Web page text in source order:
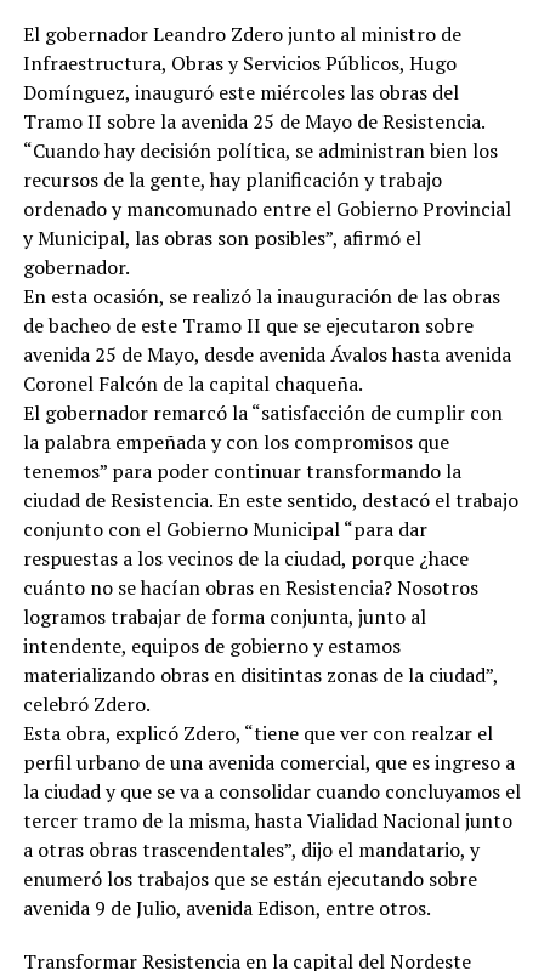
El gobernador Leandro Zdero junto al ministro de
Infraestructura, Obras y Servicios Públicos, Hugo
Domínguez, inauguró este miércoles las obras del
Tramo II sobre la avenida 25 de Mayo de Resistencia.
“Cuando hay decisión política, se administran bien los
recursos de la gente, hay planificación y trabajo
ordenado y mancomunado entre el Gobierno Provincial
y Municipal, las obras son posibles”, afirmó el
gobernador.
En esta ocasión, se realizó la inauguración de las obras
de bacheo de este Tramo II que se ejecutaron sobre
avenida 25 de Mayo, desde avenida Ávalos hasta avenida
Coronel Falcón de la capital chaqueña.
El gobernador remarcó la “satisfacción de cumplir con
la palabra empeñada y con los compromisos que
tenemos” para poder continuar transformando la
ciudad de Resistencia. En este sentido, destacó el trabajo
conjunto con el Gobierno Municipal “para dar
respuestas a los vecinos de la ciudad, porque ¿hace
cuánto no se hacían obras en Resistencia? Nosotros
logramos trabajar de forma conjunta, junto al
intendente, equipos de gobierno y estamos
materializando obras en disitintas zonas de la ciudad”,
celebró Zdero.
Esta obra, explicó Zdero, “tiene que ver con realzar el
perfil urbano de una avenida comercial, que es ingreso a
la ciudad y que se va a consolidar cuando concluyamos el
tercer tramo de la misma, hasta Vialidad Nacional junto
a otras obras trascendentales”, dijo el mandatario, y
enumeró los trabajos que se están ejecutando sobre
avenida 9 de Julio, avenida Edison, entre otros.
Transformar Resistencia en la capital del Nordeste